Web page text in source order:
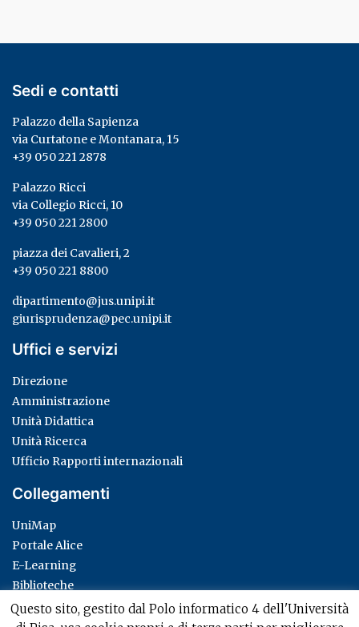
Sedi e contatti
Palazzo della Sapienza
via Curtatone e Montanara, 15
+39 050 221 2878
Palazzo Ricci
via Collegio Ricci, 10
+39 050 221 2800
piazza dei Cavalieri, 2
+39 050 221 8800
dipartimento@jus.unipi.it
giurisprudenza@pec.unipi.it
Uffici e servizi
Direzione
Amministrazione
Unità Didattica
Unità Ricerca
Ufficio Rapporti internazionali
Collegamenti
UniMap
Portale Alice
E-Learning
Biblioteche
Privacy Policy
Questo sito, gestito dal Polo informatico 4 dell'Università